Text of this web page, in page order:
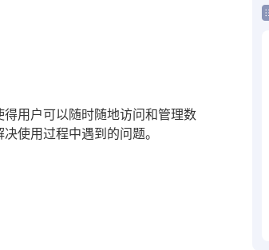
用户可以随时随地访问和管理数
使用过程中遇到的问题。